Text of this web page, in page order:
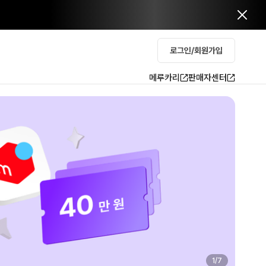
로그인/회원가입
메루카리 판매자센터
2/7